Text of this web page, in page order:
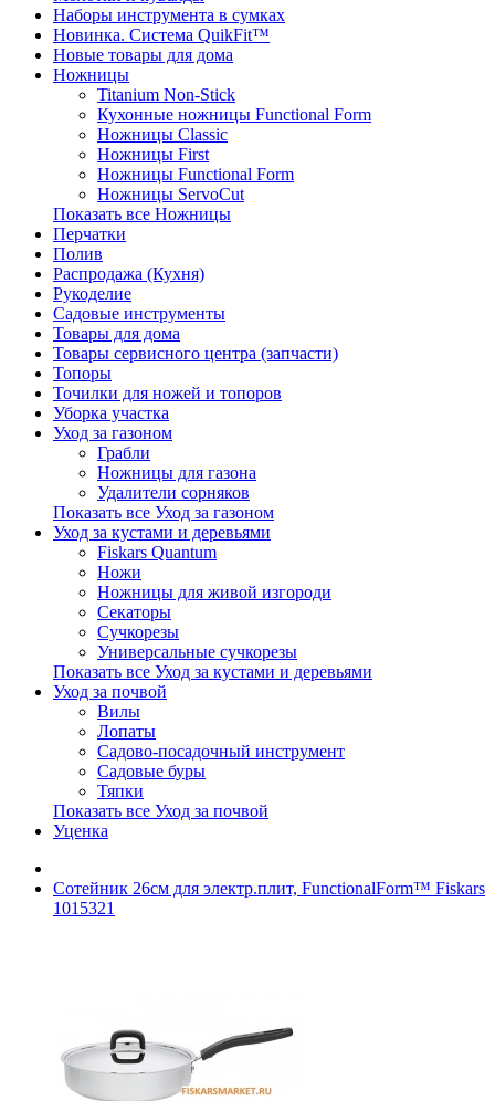
Наборы инструмента в сумках
Новинка. Система QuikFit™
Новые товары для дома
Ножницы
Titanium Non-Stick
Кухонные ножницы Functional Form
Ножницы Classic
Ножницы First
Ножницы Functional Form
Ножницы ServoCut
Показать все Ножницы
Перчатки
Полив
Распродажа (Кухня)
Рукоделие
Садовые инструменты
Товары для дома
Товары сервисного центра (запчасти)
Топоры
Точилки для ножей и топоров
Уборка участка
Уход за газоном
Грабли
Ножницы для газона
Удалители сорняков
Показать все Уход за газоном
Уход за кустами и деревьями
Fiskars Quantum
Ножи
Ножницы для живой изгороди
Секаторы
Сучкорезы
Универсальные сучкорезы
Показать все Уход за кустами и деревьями
Уход за почвой
Вилы
Лопаты
Садово-посадочный инструмент
Садовые буры
Тяпки
Показать все Уход за почвой
Уценка
Сотейник 26см для электр.плит, FunctionalForm™ Fiskars
1015321